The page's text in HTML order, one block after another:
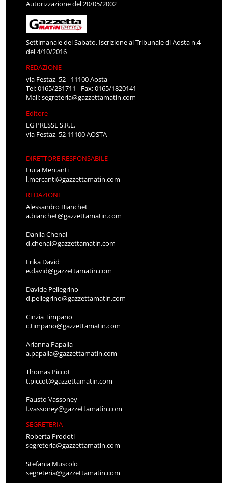
Autorizzazione del 20/05/2002
Settimanale del Sabato. Iscrizione al Tribunale di Aosta n.4
del 4/10/2016
REDAZIONE
via Festaz, 52 - 11100 Aosta
Tel: 0165/231711 - Fax: 0165/1820141
Mail:segreteria@gazzettamatin.com
Editore
LG PRESSE S.R.L.
via Festaz, 52 11100 AOSTA
DIRETTORE RESPONSABILE
Luca Mercanti
l.mercanti@gazzettamatin.com
REDAZIONE
Alessandro Bianchet
a.bianchet@gazzettamatin.com
Danila Chenal
d.chenal@gazzettamatin.com
Erika David
e.david@gazzettamatin.com
Davide Pellegrino
d.pellegrino@gazzettamatin.com
Cinzia Timpano
c.timpano@gazzettamatin.com
Arianna Papalia
a.papalia@gazzettamatin.com
Thomas Piccot
t.piccot@gazzettamatin.com
Fausto Vassoney
f.vassoney@gazzettamatin.com
SEGRETERIA
Roberta Prodoti
segreteria@gazzettamatin.com
Stefania Muscolo
segreteria@gazzettamatin.com